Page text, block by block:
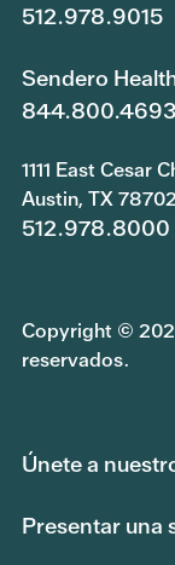
512.978.9015
Sendero
844.800.4693
1111 East Cesar
Austin, TX 78702
512.978.8000
Copyright ©
reservados.
Únete a
Presentar una